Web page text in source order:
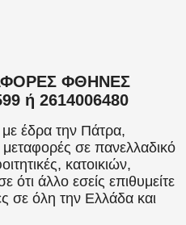
ΦΘΗΝΕΣ
ή 2614006480
με έδρα την Πάτρα,
μεταφορές σε πανελλαδικό
κατοικιών,
ότι άλλο εσείς επιθυμείτε
σε όλη την Ελλάδα και